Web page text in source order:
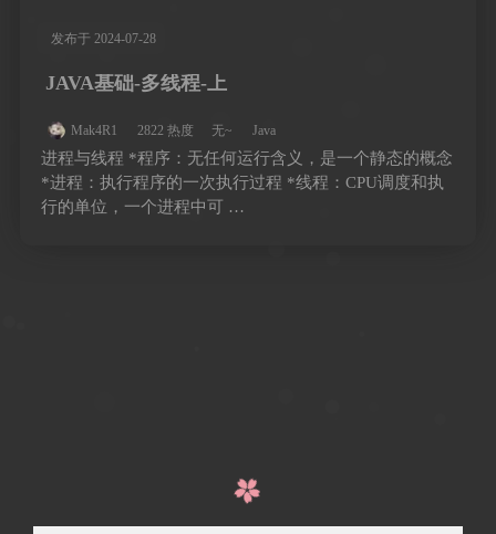
发布于 2024-07-28
JAVA基础-多线程-上
Mak4R1 2822 热度 无~ Java
进程与线程 *程序：无任何运行含义，是一个静态的概念
*进程：执行程序的一次执行过程 *线程：CPU调度和执
行的单位，一个进程中可 …